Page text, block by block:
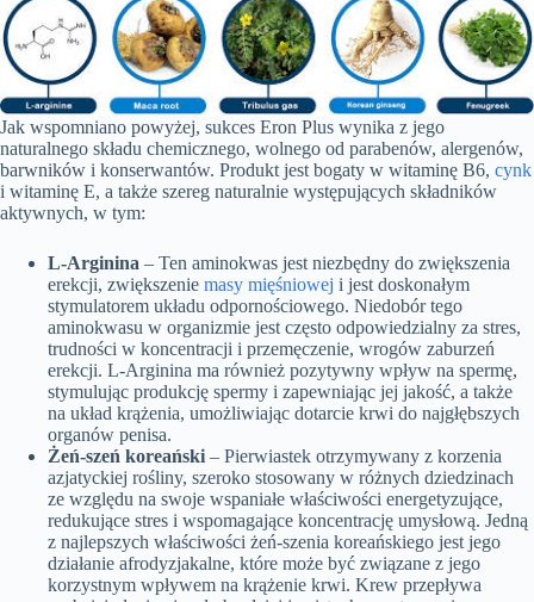
Jak wspomniano powyżej, sukces Eron Plus wynika z jego
naturalnego składu chemicznego, wolnego od parabenów, alergenów,
barwników i konserwantów. Produkt jest bogaty w witaminę B6, cynk
i witaminę E, a także szereg naturalnie występujących składników
aktywnych, w tym:
L-Arginina – Ten aminokwas jest niezbędny do zwiększenia
erekcji, zwiększenie masy mięśniowej i jest doskonałym
stymulatorem układu odpornościowego. Niedobór tego
aminokwasu w organizmie jest często odpowiedzialny za stres,
trudności w koncentracji i przemęczenie, wrogów zaburzeń
erekcji. L-Arginina ma również pozytywny wpływ na spermę,
stymulując produkcję spermy i zapewniając jej jakość, a także
na układ krążenia, umożliwiając dotarcie krwi do najgłębszych
organów penisa.
Żeń-szeń koreański – Pierwiastek otrzymywany z korzenia
azjatyckiej rośliny, szeroko stosowany w różnych dziedzinach
ze względu na swoje wspaniałe właściwości energetyzujące,
redukujące stres i wspomagające koncentrację umysłową. Jedną
z najlepszych właściwości żeń-szenia koreańskiego jest jego
działanie afrodyzjakalne, które może być związane z jego
korzystnym wpływem na krążenie krwi. Krew przepływa